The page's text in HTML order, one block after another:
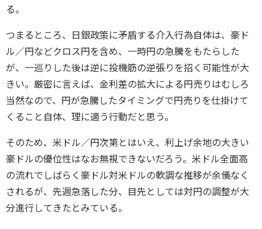
る。
つまるところ、日銀政策に矛盾する介入行為自体は、豪ド
ル／円などクロス円を含め、一時円の急騰をもたらした
が、一巡りした後は逆に投機筋の逆張りを招く可能性が大
きい。厳密に言えば、金利差の拡大による円売りはむしろ
当然なので、円が急騰したタイミングで円売りを仕掛けて
くること自体、理に適う行動だと思う。
そのため、米ドル／円次第とはいえ、利上げ余地の大きい
豪ドルの優位性はなお無視できないだろう。米ドル全面高
の流れでしばらく豪ドル対米ドルの軟調な推移が余儀なく
されるが、先週急落した分、目先としては対円の調整が大
分進行してきたとみている。